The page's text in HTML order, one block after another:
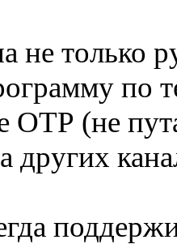
не только
по
ОТР (не
других